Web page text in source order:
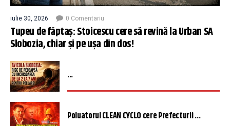
iulie 30, 2026 0 Comentariu
Tupeu de făptaș: Stoicescu cere să revină la Urban SA
Slobozia, chiar și pe ușa din dos!
...
Poluatorul CLEAN CYCLO cere Prefecturii ...